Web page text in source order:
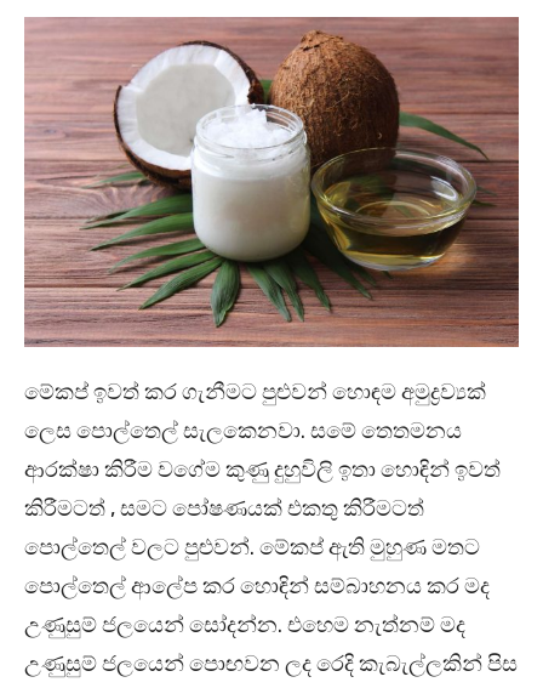
මේකප් ඉවත් කර ගැනීමට පුළුවන් හොඳම අමුද්‍රව්‍යක්
ලෙස පොල්තෙල් සැලකෙනවා. සමේ තෙතමනය
ආරක්ෂා කිරීම වගේම කුණු දුහුවිලි ඉතා හොඳින් ඉවත්
කිරීමටත් , සමට පෝෂණයක් එකතු කිරීමටත්
පොල්තෙල් වලට පුළුවන්. මේකප් ඇති මුහුණ මතට
පොල්තෙල් ආලේප කර හොඳින් සම්බාහනය කර මද
උණුසුම් ජලයෙන් සෝදන්න. එහෙම නැත්නම් මද
උණුසුම් ජලයෙන් පොඟවන ලද රෙදි කැබැල්ලකින් පිස